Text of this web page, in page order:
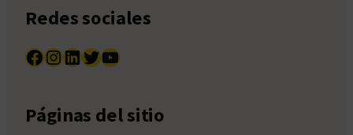
Redes sociales
Facebook InstagramLinkedIn Twitter YouTube
Páginas del sitio